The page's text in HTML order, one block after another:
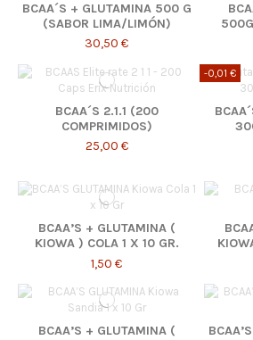
BCAA´S + GLUTAMINA 500 G
(SABOR LIMA/LIMÓN)
30,50 €
BCAA´S 2.1.1 (200
COMPRIMIDOS)
25,00 €
-0,01 €
BCAA’S + GLUTAMINA (
KIOWA ) COLA 1 X 10 GR.
1,50 €
BCAA’S + GLUTAMINA (